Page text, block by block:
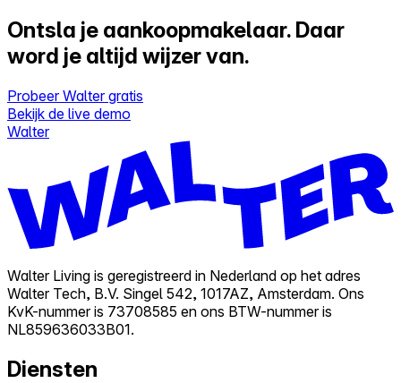
Ontsla je aankoopmakelaar. Daar
word je altijd wijzer van.
Probeer Walter gratis
Bekijk de live demo
Walter
Walter Living is geregistreerd in Nederland op het adres
Walter Tech, B.V. Singel 542, 1017AZ, Amsterdam. Ons
KvK-nummer is 73708585 en ons BTW-nummer is
NL859636033B01.
Diensten